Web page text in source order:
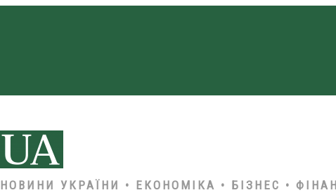
НОВИНИ УКРАЇНИ • ЕКОНОМІКА • БІЗНЕС •